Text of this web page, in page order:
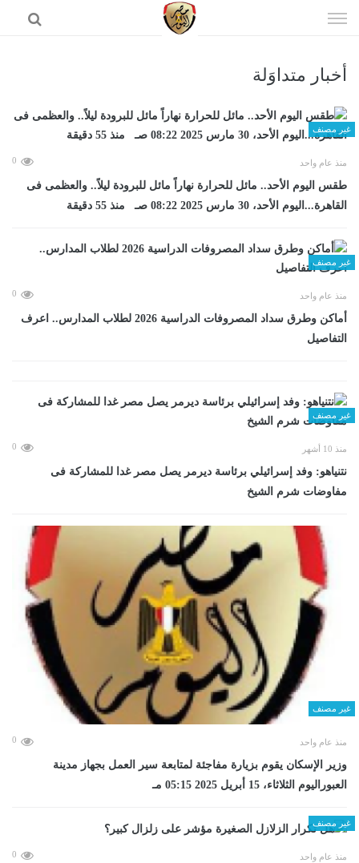
الى
أخبار متداوَلة
غير مصنف
منذ عام واحد 0
طقس اليوم الأحد.. مائل للحرارة نهاراً مائل للبرودة ليلاً.. والعظمى فى
القاهرة...اليوم الأحد، 30 مارس 2025 08:22 صـ منذ 55 دقيقة
غير مصنف
منذ عام واحد 0
أماكن وطرق سداد المصروفات الدراسية 2026 لطلاب المدارس.. اعرف
التفاصيل
غير مصنف
منذ 10 أشهر 0
نتنياهو: وفد إسرائيلي برئاسة ديرمر يصل مصر غدا للمشاركة فى
مفاوضات شرم الشيخ
غير مصنف
منذ عام واحد 0
وزير الإسكان يقوم بزيارة مفاجئة لمتابعة سير العمل بجهاز مدينة
العبوراليوم الثلاثاء، 15 أبريل 2025 05:15 مـ
غير مصنف
منذ عام واحد 0